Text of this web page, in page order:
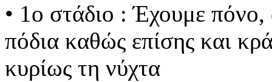
• 1ο στάδιο : Έχουμε
πόδια καθώς επίσης και
κυρίως τη νύχτα